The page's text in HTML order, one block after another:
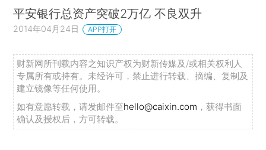
平安银行总资产突破2万亿 不良双升
2014年04月24日 APP打开
财新网所刊载内容之知识产权为财新传媒及/或相关权利人
专属所有或持有。未经许可，禁止进行转载、摘编、复制及
建立镜像等任何使用。
如有意愿转载，请发邮件至hello@caixin.com ，获得书面
确认及授权后，方可转载。